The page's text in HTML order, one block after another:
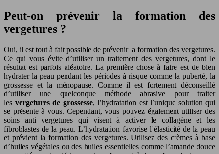
Peut-on prévenir la formation des
vergetures ?
Oui, il est tout à fait possible de prévenir la formation des vergetures.
Ce qui vous évite d’utiliser un traitement des vergetures, dont le
résultat est parfois aléatoire. La première chose à faire est de bien
hydrater la peau pendant les périodes à risque comme la puberté, la
grossesse et la ménopause. Comme il est fortement déconseillé
d’utiliser une quelconque méthode abrasive pour traiter
les vergetures de grossesse, l’hydratation est l’unique solution qui
se présente à vous. Cependant, vous pouvez également utiliser des
soins anti vergetures qui visent à activer le collagène et les
fibroblastes de la peau. L’hydratation favorise l’élasticité de la peau
et prévient la formation des vergetures. Utilisez des crèmes à base
d’huiles végétales ou des huiles essentielles comme l’amande douce